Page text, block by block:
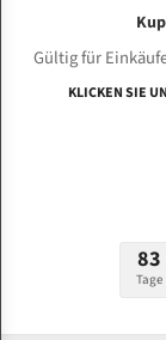
Bi-Metall Meterware
Fleischerei
Bandmesser Glatt
Konvex Meterware
Gültig für
KLICKEN SIE
83
Tage